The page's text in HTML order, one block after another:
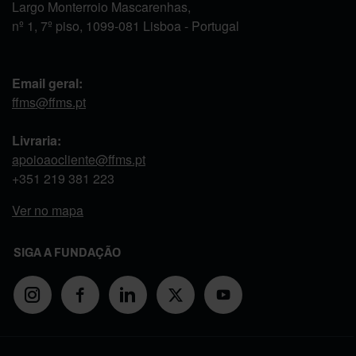
Largo Monterroio Mascarenhas,
nº 1, 7º piso, 1099-081 Lisboa - Portugal
Email geral:
ffms@ffms.pt
Livraria:
apoioaocliente@ffms.pt
+351 219 381 223
Ver no mapa
SIGA A FUNDAÇÃO